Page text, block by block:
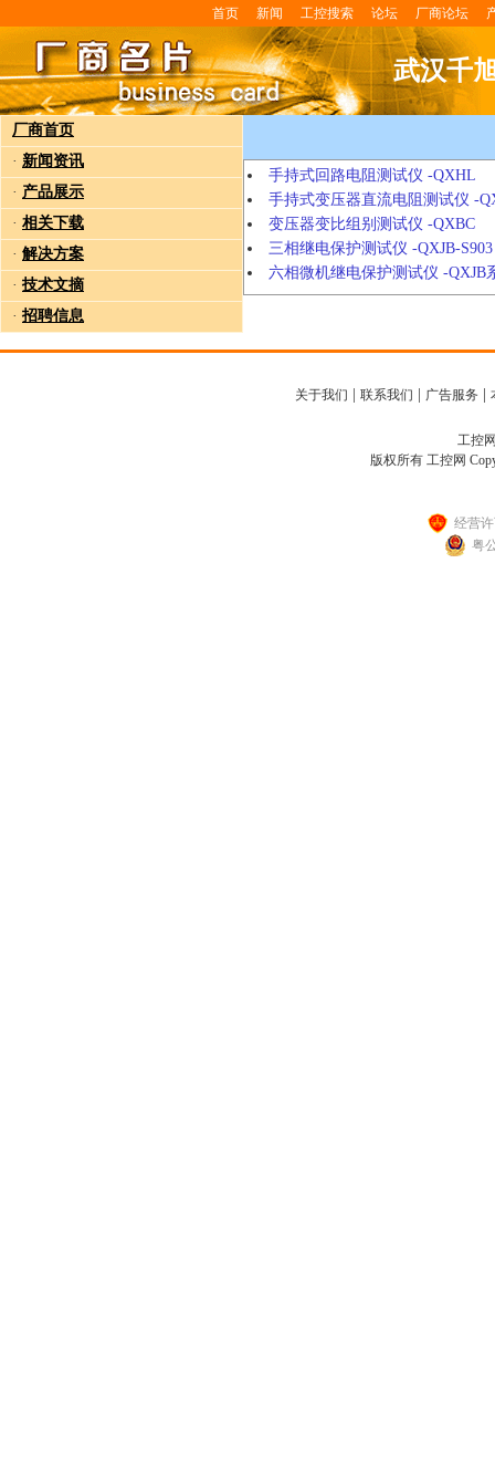
首页 新闻 工控搜索 论坛 厂商论坛
武汉千
厂商首页
· 新闻资讯
· 产品展示
· 相关下载
· 解决方案
· 技术文摘
· 招聘信息
手持式回路电阻测试仪 -QXHL
手持式变压器直流电阻测试仪 -
变压器变比组别测试仪 -QXBC
三相继电保护测试仪 -QXJB-S903
六相微机继电保护测试仪 -QXJB
关于我们 联系我们 广告服务
工控
版权所有 工控网
经营
粤